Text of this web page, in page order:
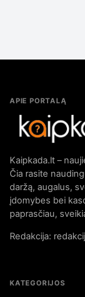
APIE PORTALĄ
Kaipkada.lt –
Čia rasite
daržą, augalus,
įdomybes bei
paprasčiau,
Redakcija:
KATEGORIJOS